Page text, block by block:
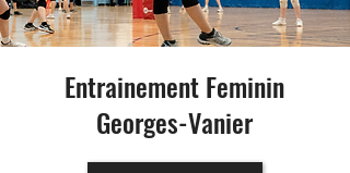
Entrainement Feminin
Georges-Vanier